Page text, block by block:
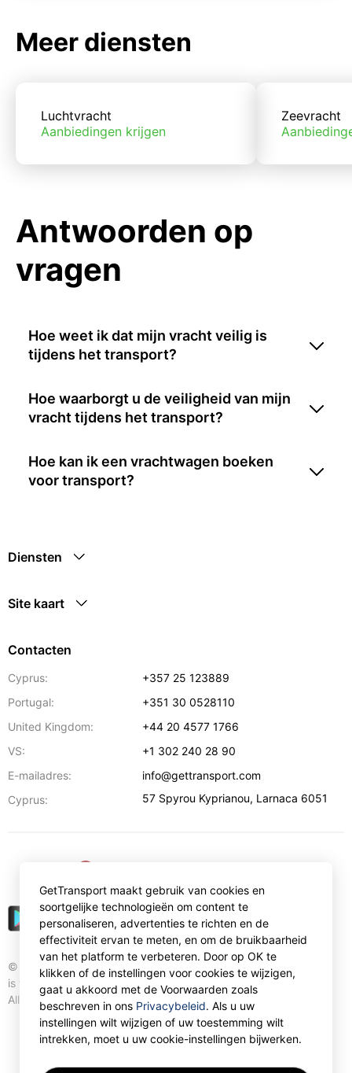
Meer diensten
Luchtvracht
Aanbiedingen krijgen
Zeevracht
Antwoorden op
vragen
Hoe weet ik dat mijn vracht veilig is
tijdens het transport?
Hoe waarborgt u de veiligheid van mijn
vracht tijdens het transport?
Hoe kan ik een vrachtwagen boeken
voor transport?
Diensten
Site kaart
Contacten
Cyprus:
+357 25 123889
Portugal:
+351 30 0528110
United Kingdom:
+44 20 4577 1766
VS:
+1 302 240 28 90
E-mailadres:
info@gettransport.com
Cyprus:
57 Spyrou Kyprianou, Larnaca 6051
© Gettransport International Limited. GetTransport®
is trademark of Gettransport International Limited.
All rights reserved.
GetTransport maakt gebruik van cookies en
soortgelijke technologieën om content te
personaliseren, advertenties te richten en de
effectiviteit ervan te meten, en om de bruikbaarheid
van het platform te verbeteren. Door op OK te
klikken of de instellingen voor cookies te wijzigen,
gaat u akkoord met de Voorwaarden zoals
beschreven in ons Privacybeleid. Als u uw
instellingen wilt wijzigen of uw toestemming wilt
intrekken, moet u uw cookie-instellingen bijwerken.